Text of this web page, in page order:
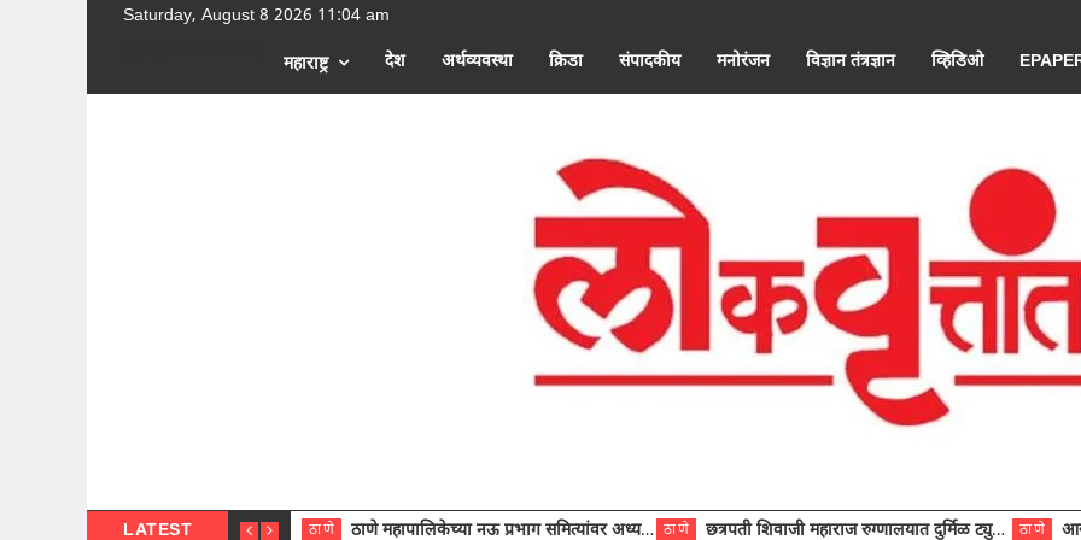
Saturday, August 8 2026 11:04 am
महाराष्ट्र देश अर्थव्यवस्था क्रिडा संपादकीय मनोरंजन विज्ञान तंत्रज्ञान व्हिडिओ
LATEST ठाणे ठाणे महापालिकेच्या नऊ प्रभाग समित्यांवर अध्यक्ष विराजमान ठाणे छत्रपती शिवाजी महाराज रुग्णालयात दुर्मिळ ट्युमरची यशस्वी शस्त्रक्रिया ठाणे आरोग्य